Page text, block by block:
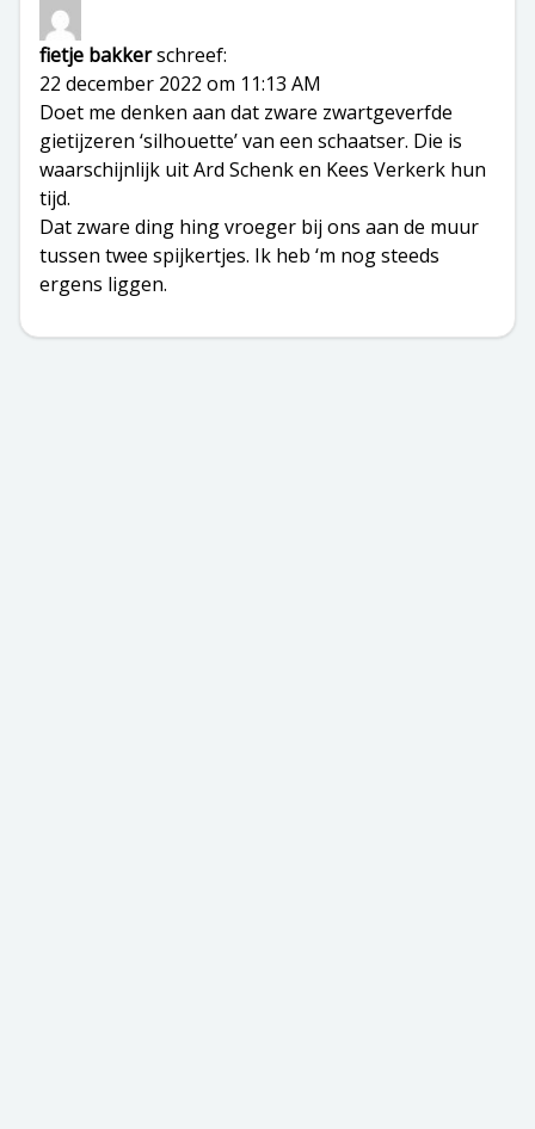
fietje bakkerschreef:
22 december 2022 om 11:13 AM
Doet me denken aan dat zware zwartgeverfde
gietijzeren ‘silhouette’ van een schaatser. Die is
waarschijnlijk uit Ard Schenk en Kees Verkerk hun
tijd.
Dat zware ding hing vroeger bij ons aan de muur
tussen twee spijkertjes. Ik heb ‘m nog steeds
ergens liggen.